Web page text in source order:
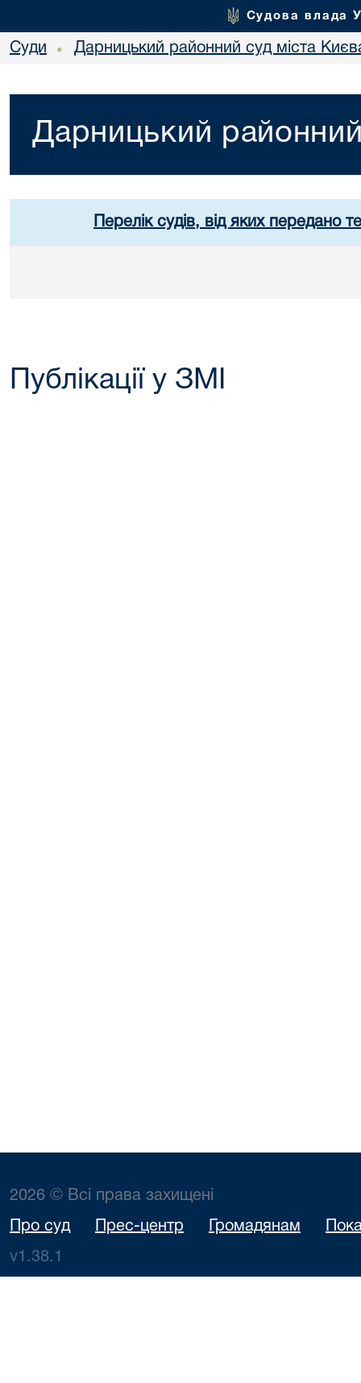
Судова влада
Суди • Дарницький районний суд міста
Дарницький
Перелік судів, від яких передано
Публікації у ЗМІ
2026 © Всі права захищені
Про суд Прес-центр Громадянам
v1.38.1